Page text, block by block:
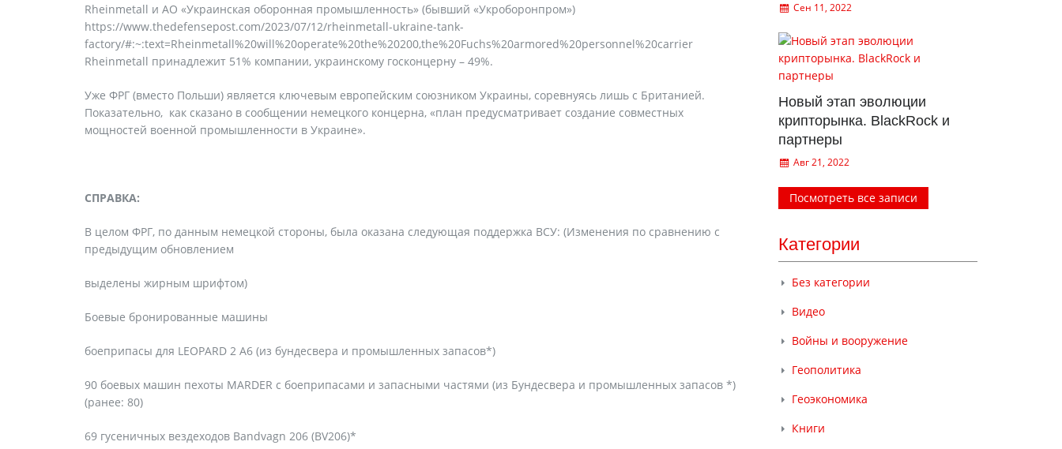
Rheinmetall и АО «Украинская оборонная промышленность» (бывший «Укроборонпром»)
https://www.thedefensepost.com/2023/07/12/rheinmetall-ukraine-tank-
factory/#:~:text=Rheinmetall%20will%20operate%20the%20200,the%20Fuchs%20armored%20personnel%20carrier
Rheinmetall принадлежит 51% компании, украинскому госконцерну – 49%.
Уже ФРГ (вместо Польши) является ключевым европейским союзником Украины, соревнуясь лишь с Британией.
Показательно, как сказано в сообщении немецкого концерна, «план предусматривает создание совместных
мощностей военной промышленности в Украине».
СПРАВКА:
В целом ФРГ, по данным немецкой стороны, была оказана следующая поддержка ВСУ: (Изменения по сравнению с
предыдущим обновлением
выделены жирным шрифтом)
Боевые бронированные машины
боеприпасы для LEOPARD 2 A6 (из бундесвера и промышленных запасов*)
90 боевых машин пехоты MARDER с боеприпасами и запасными частями (из Бундесвера и промышленных запасов *)
(ранее: 80)
69 гусеничных вездеходов Bandvagn 206 (BV206)*
Сен 11, 2022
Новый этап эволюции
крипторынка. BlackRock и
партнеры
Авг 21, 2022
Посмотреть все записи
Категории
Без категории
Видео
Войны и вооружение
Геополитика
Геоэкономика
Книги